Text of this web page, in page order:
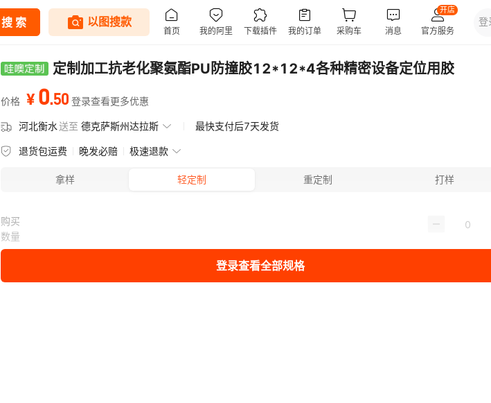
定制加工抗老化聚氨酯PU防撞胶12*12*4各种精密设备定位用胶
价格 ¥ 0.50 登录查看更多优惠
河北衡水送至 德克萨斯州达拉斯 最快支付后7天发货
退货包运费 晚发必赔 极速退款
拿样 轻定制 重定制 打样
购买
数量
登录查看全部规格